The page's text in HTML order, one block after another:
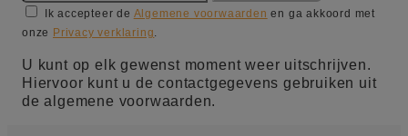
Ik accepteer de Algemene voorwaarden en ga akkoord met
onze Privacy verklaring.
U kunt op elk gewenst moment weer uitschrijven.
Hiervoor kunt u de contactgegevens gebruiken uit
de algemene voorwaarden.